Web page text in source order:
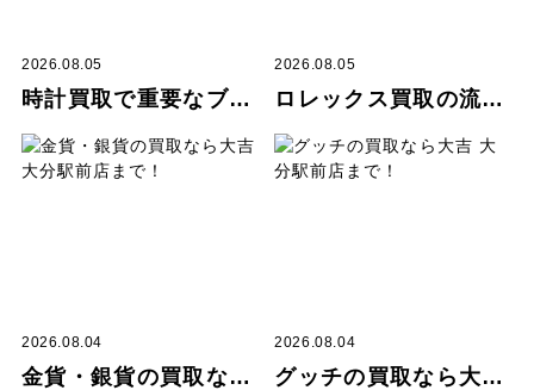
2026.08.05
時計買取で重要なブランドとは？
2026.08.05
ロレックス買取の流れ解説
2026.08.04
金貨・銀貨の買取なら大吉 大分駅前店まで！
2026.08.04
グッチの買取なら大吉 大分駅前店まで！